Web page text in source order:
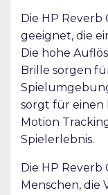
Die HP Reverb
geeignet, die
Die hohe
Brille sorgen
sorgt für einen
Motion
Spielerlebnis.
Die HP Reverb
Menschen, die